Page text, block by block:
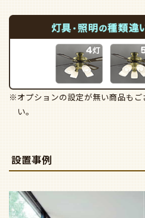
※オプションの設定が無い商品も
い。
設置事例